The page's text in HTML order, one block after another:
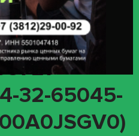
«РЖД»
32-65045-